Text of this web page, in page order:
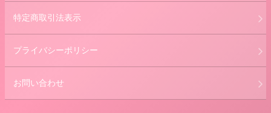
特定商取引法表示
プライバシーポリシー
お問い合わせ